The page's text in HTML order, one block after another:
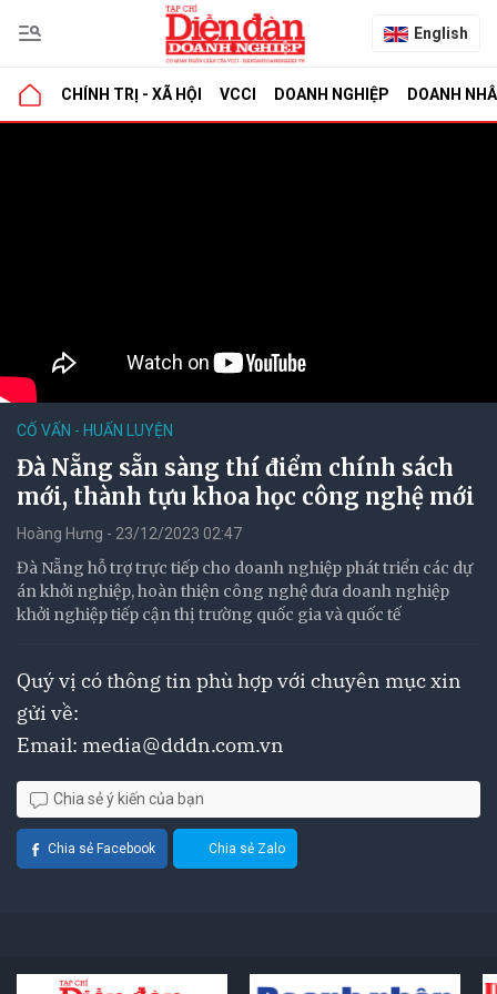
English
CHÍNH TRỊ - XÃ HỘI VCCI DOANH NGHIỆP DOANH
CỐ VẤN - HUẤN LUYỆN
Đà Nẵng sẵn sàng thí điểm chính sách
mới, thành tựu khoa học công nghệ mới
Hoàng Hưng - 23/12/2023 02:47
Đà Nẵng hỗ trợ trực tiếp cho doanh nghiệp phát triển các dự
án khởi nghiệp, hoàn thiện công nghệ đưa doanh nghiệp
khởi nghiệp tiếp cận thị trường quốc gia và quốc tế
Quý vị có thông tin phù hợp với chuyên mục xin
gửi về:
Email: media@dddn.com.vn
Chia sẻ ý kiến của bạn
Chia sẻ Facebook Chia sẻ Zalo